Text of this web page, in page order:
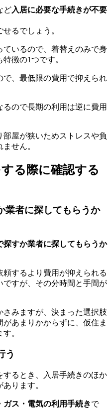
ど入居に必要な手続きが不要
るでしょう。
ているので、着替えのみで身
徴の1つです。
、最低限の費用で抑えられ
ので長期の利用は逆に費用
屋が狭いためストレスや負
せん。
る際に確認する
業者に探してもらうか
探すか業者に探してもらうか
するより費用が抑えられる
すが、その分時間と手間が
みますが、決まった選択肢
あまりかからずに、仮住ま
。
う
るとき、入居手続きのほか
ります。
ガス・電気の利用手続きで